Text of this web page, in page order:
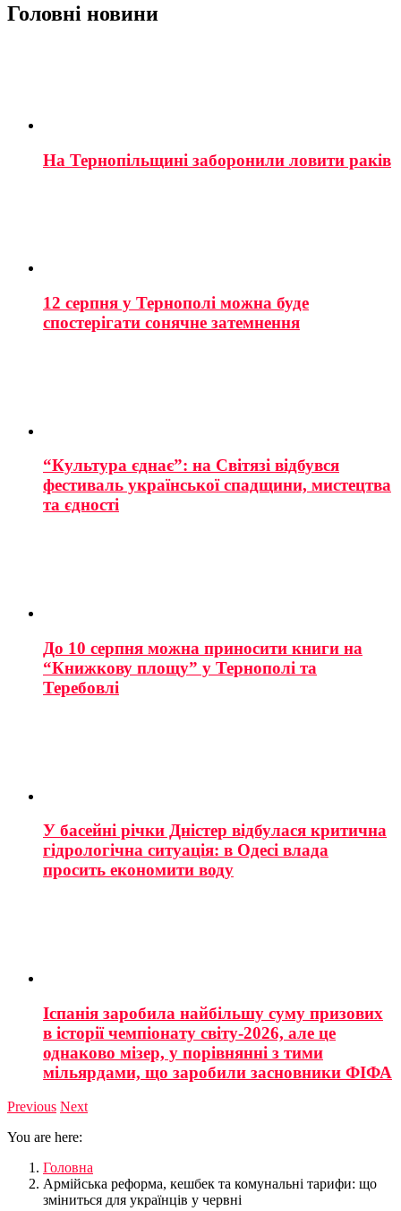
Головні новини
На Тернопільщині заборонили ловити раків
12 серпня у Тернополі можна буде
спостерігати сонячне затемнення
“Культура єднає”: на Світязі відбувся
фестиваль української спадщини, мистецтва
та єдності
До 10 серпня можна приносити книги на
“Книжкову площу” у Тернополі та
Теребовлі
У басейні річки Дністер відбулася критична
гідрологічна ситуація: в Одесі влада
просить економити воду
Іспанія заробила найбільшу суму призових
в історії чемпіонату світу-2026, але це
однаково мізер, у порівнянні з тими
мільярдами, що заробили засновники ФІФА
Previous Next
You are here:
Головна
Армійська реформа, кешбек та комунальні тарифи: що
зміниться для українців у червні